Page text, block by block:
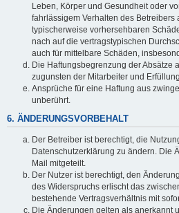
Leben, Körper und Gesundheit oder
fahrlässigem Verhalten des Betreibers
typischerweise vorhersehbaren
nach auf die vertragstypischen
auch für mittelbare Schäden,
Die Haftungsbegrenzung der Absätze
zugunsten der Mitarbeiter und
Ansprüche für eine Haftung aus
unberührt.
6. ÄNDERUNGSVORBEHALT
Der Betreiber ist berechtigt, die
Datenschutzerklärung zu ändern. Die
Mail mitgeteilt.
Der Nutzer ist berechtigt, den
des Widerspruchs erlischt das
bestehende Vertragsverhältnis mit
Die Änderungen gelten als anerkannt